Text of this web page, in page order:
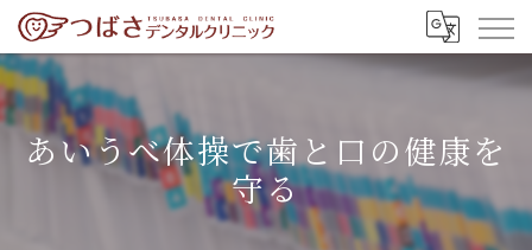
あいうべ体操で歯と口の健康を
守る